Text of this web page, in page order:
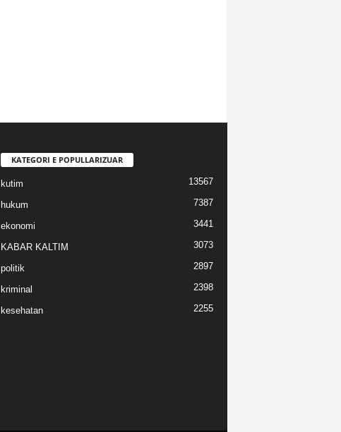
KATEGORI E POPULLARIZUAR
kutim 13567
hukum 7387
ekonomi 3441
KABAR KALTIM 3073
politik 2897
kriminal 2398
kesehatan 2255